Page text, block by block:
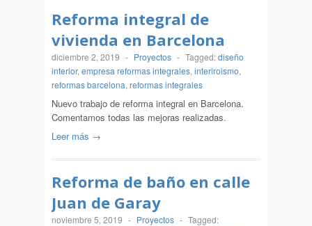
Reforma integral de
vivienda en Barcelona
diciembre 2, 2019 - Proyectos - Tagged:diseño
interior, empresa reformas integrales, interiroismo,
reformas barcelona, reformas integrales
Nuevo trabajo de reforma integral en Barcelona.
Comentamos todas las mejoras realizadas.
Leer más →
Reforma de baño en calle
Juan de Garay
noviembre 5, 2019 - Proyectos - Tagged: